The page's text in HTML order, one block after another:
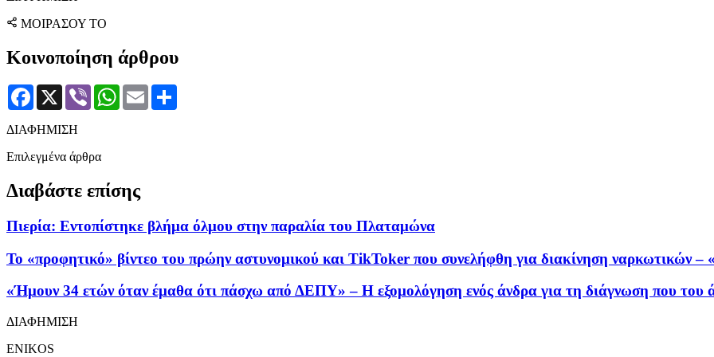
ΜΟΙΡΑΣΟΥ ΤΟ
Κοινοποίηση άρθρου
Facebook
X Viber WhatsApp
Email
ΔΙΑΦΗΜΙΣΗ
Επιλεγμένα άρθρα
Διαβάστε επίσης
Πιερία: Εντοπίστηκε βλήμα όλμου στην παραλία του Πλαταμώνα
Το «προφητικό» βίντεο του πρώην αστυνομικού και TikToker που συνελήφθη για διακίνηση ναρκωτικών
«Ήμουν 34 ετών όταν έμαθα ότι πάσχω από ΔΕΠΥ» – Η εξομολόγηση ενός άνδρα για τη διάγνωση που του
ΔΙΑΦΗΜΙΣΗ
ENIKOS